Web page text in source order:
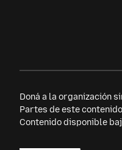
Doná a la organización
Partes de este
Contenido disponible